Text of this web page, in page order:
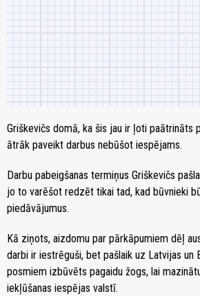
Griškevičs domā, ka šis jau ir ļoti paātrināts
ātrāk paveikt darbus nebūšot iespējams.
Darbu pabeigšanas termiņus Griškevičs
jo to varēšot redzēt tikai tad, kad būvnieki
piedāvājumus.
Kā ziņots, aizdomu par pārkāpumiem dēļ
darbi ir iestrēguši, bet pašlaik uz Latvijas un
posmiem izbūvēts pagaidu žogs, lai
iekļūšanas iespējas valstī.